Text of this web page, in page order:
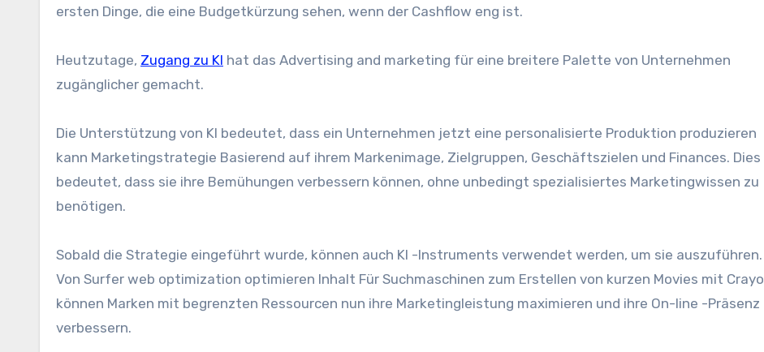
ersten Dinge, die eine Budgetkürzung sehen, wenn der Cashflow eng ist.
Heutzutage, Zugang zu KI hat das Advertising and marketing für eine breitere Palette von Unternehmen
zugänglicher gemacht.
Die Unterstützung von KI bedeutet, dass ein Unternehmen jetzt eine personalisierte Produktion produzieren
kann Marketingstrategie Basierend auf ihrem Markenimage, Zielgruppen, Geschäftszielen und Finances. Dies
bedeutet, dass sie ihre Bemühungen verbessern können, ohne unbedingt spezialisiertes Marketingwissen zu
benötigen.
Sobald die Strategie eingeführt wurde, können auch KI -Instruments verwendet werden, um sie auszuführen.
Von Surfer web optimization optimieren Inhalt Für Suchmaschinen zum Erstellen von kurzen Movies mit Crayo
können Marken mit begrenzten Ressourcen nun ihre Marketingleistung maximieren und ihre On-line -Präsenz
verbessern.